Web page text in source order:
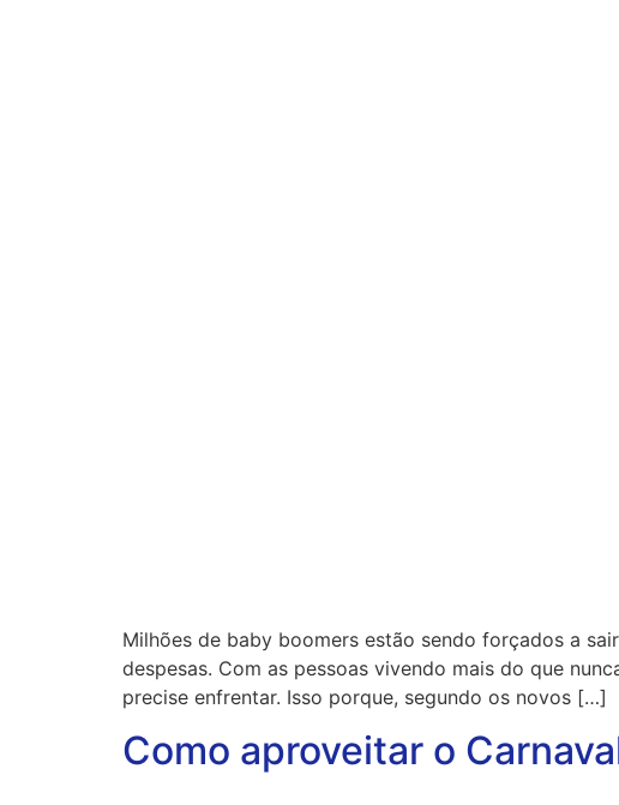
Milhões de baby boomers estão sendo forçados a
despesas. Com as pessoas vivendo mais do que
precise enfrentar. Isso porque, segundo os novos […]
Como aproveitar o